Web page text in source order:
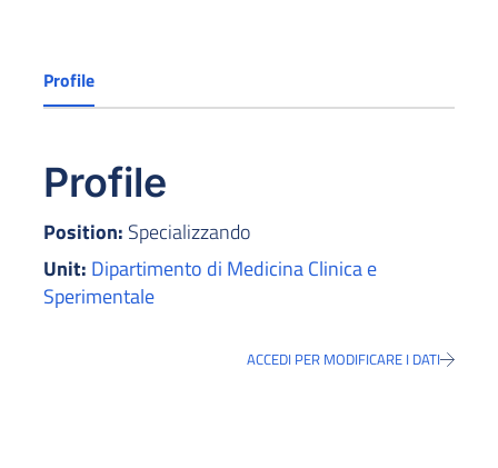
Profile
Profile
Position: Specializzando
Unit: Dipartimento di Medicina Clinica e
Sperimentale
ACCEDI PER MODIFICARE I DATI